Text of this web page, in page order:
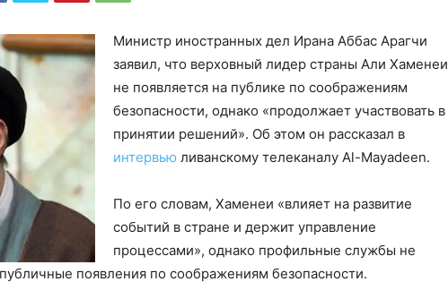
Министр иностранных дел Ирана Аббас Арагчи
заявил, что верховный лидер страны Али Хаменеи
не появляется на публике по соображениям
безопасности, однако «продолжает участвовать в
принятии решений». Об этом он рассказал в
интервью ливанскому телеканалу Al-Mayadeen.
По его словам, Хаменеи «влияет на развитие
событий в стране и держит управление
процессами», однако профильные службы не
появления по соображениям безопасности.